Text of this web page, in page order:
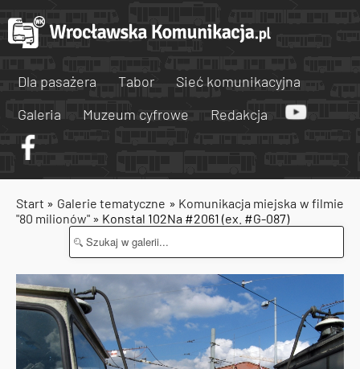
Dla pasażera Tabor
Sieć komunikacyjna
Galeria
Muzeum cyfrowe Redakcja
Start » Galerie tematyczne » Komunikacja miejska w filmie
"80 milionów" » Konstal 102Na #2061 (ex. #G-087)